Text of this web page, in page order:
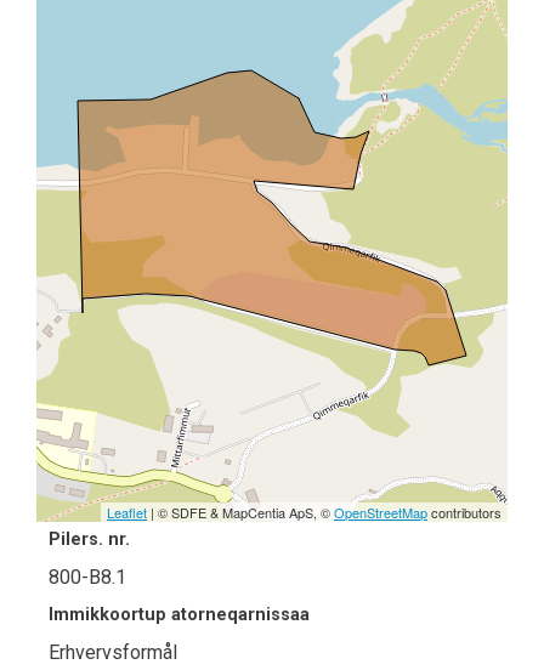
Leaflet | © SDFE & MapCentia ApS, ©OpenStreetMapcontributors
Pilers. nr.
800-B8.1
Immikkoortup atorneqarnissaa
Erhvervsformål